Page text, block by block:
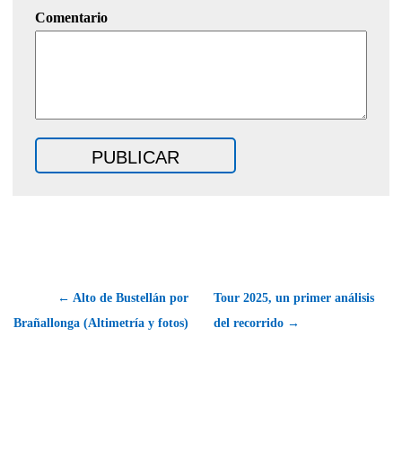
Comentario
← Alto de Bustellán por
Brañallonga (Altimetría y fotos)
Tour 2025, un primer análisis
del recorrido →